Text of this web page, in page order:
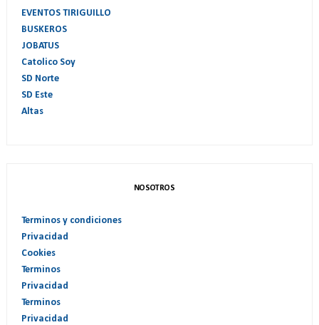
EVENTOS TIRIGUILLO
BUSKEROS
JOBATUS
Catolico Soy
SD Norte
SD Este
Altas
NOSOTROS
Terminos y condiciones
Privacidad
Cookies
Terminos
Privacidad
Terminos
Privacidad